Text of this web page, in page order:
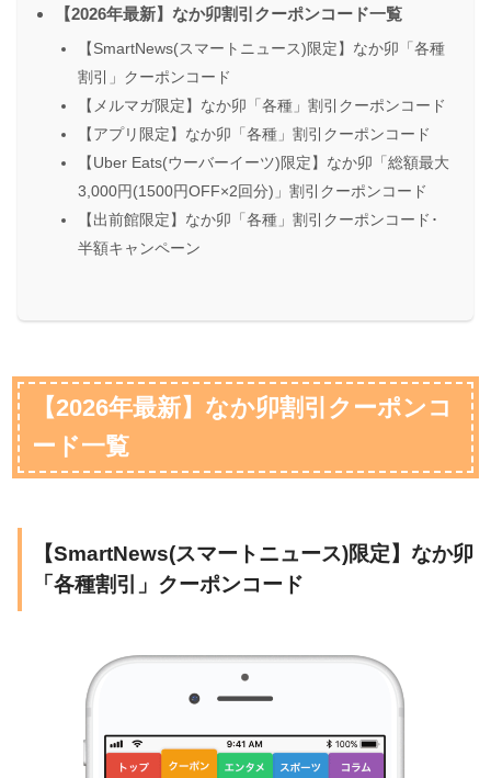
【2026年最新】なか卯割引クーポンコード一覧
【SmartNews(スマートニュース)限定】なか卯「各種
割引」クーポンコード
【メルマガ限定】なか卯「各種」割引クーポンコード
【アプリ限定】なか卯「各種」割引クーポンコード
【Uber Eats(ウーバーイーツ)限定】なか卯「総額最大
3,000円(1500円OFF×2回分)」割引クーポンコード
【出前館限定】なか卯「各種」割引クーポンコード･
半額キャンペーン
【2026年最新】なか卯割引クーポンコ
ード一覧
【SmartNews(スマートニュース)限定】なか卯
「各種割引」クーポンコード